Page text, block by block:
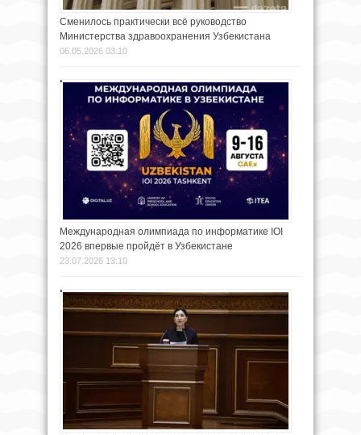
Сменилось практически всё руководство
Министерства здравоохранения Узбекистана
06.05.2026 03:10
Международная олимпиада по информатике IOI
2026 впервые пройдёт в Узбекистане
23.07.2026 13:10